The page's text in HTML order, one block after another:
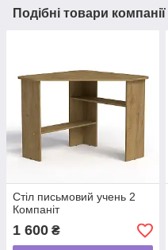
Подібні товари компанії
Стіл письмовий учень 2
Компаніт
1 600 ₴